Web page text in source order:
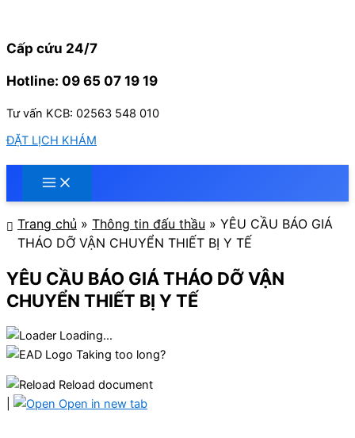
nội
Cấp cứu 24/7
Hotline: 09 65 07 19 19
Tư vấn KCB: 02563 548 010
ĐẶT LỊCH KHÁM
Trang chủ » Thông tin đấu thầu » YÊU CẦU BÁO GIÁ
THÁO DỠ VẬN CHUYỂN THIẾT BỊ Y TẾ
YÊU CẦU BÁO GIÁ THÁO DỠ VẬN
CHUYỂN THIẾT BỊ Y TẾ
Loading...
Taking too long?
Reload document
Open in new tab